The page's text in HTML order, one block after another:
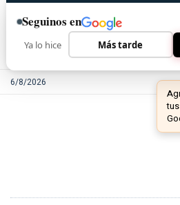
6/8/2026
Seguinos en
Ya lo hice Más tarde